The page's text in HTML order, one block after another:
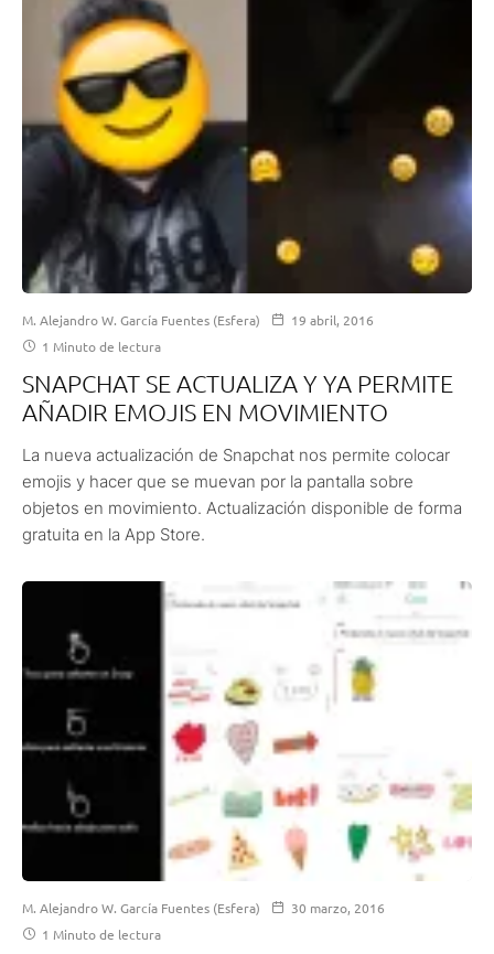
M. Alejandro W. García Fuentes (Esfera)
19 abril, 2016
1 Minuto de lectura
SNAPCHAT SE ACTUALIZA Y YA PERMITE
AÑADIR EMOJIS EN MOVIMIENTO
La nueva actualización de Snapchat nos permite colocar
emojis y hacer que se muevan por la pantalla sobre
objetos en movimiento. Actualización disponible de forma
gratuita en la App Store.
M. Alejandro W. García Fuentes (Esfera)
30 marzo, 2016
1 Minuto de lectura